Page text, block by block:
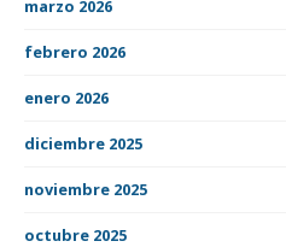
marzo 2026
febrero 2026
enero 2026
diciembre 2025
noviembre 2025
octubre 2025